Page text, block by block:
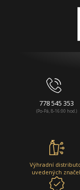
778 545 353
(Po-Pá, 8-16:00 hod.)
Výhradní
uvedených